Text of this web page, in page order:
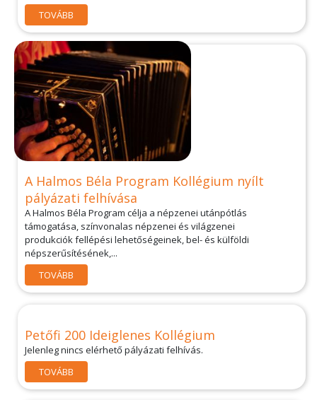
TOVÁBB
A Halmos Béla Program Kollégium nyílt
pályázati felhívása
A Halmos Béla Program célja a népzenei utánpótlás
támogatása, színvonalas népzenei és világzenei
produkciók fellépési lehetőségeinek, bel- és külföldi
népszerűsítésének,...
TOVÁBB
Petőfi 200 Ideiglenes Kollégium
Jelenleg nincs elérhető pályázati felhívás.
TOVÁBB